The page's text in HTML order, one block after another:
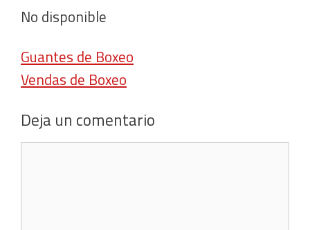
No disponible
Guantes de Boxeo
Vendas de Boxeo
Deja un comentario